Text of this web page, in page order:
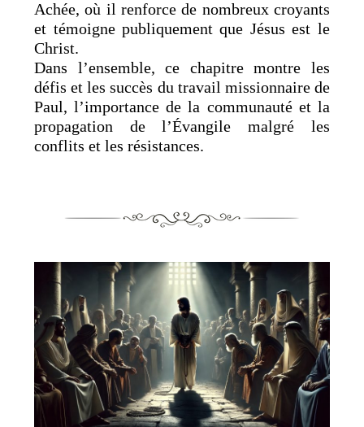
Achée, où il renforce de nombreux croyants
et témoigne publiquement que Jésus est le
Christ.
Dans l’ensemble, ce chapitre montre les
défis et les succès du travail missionnaire de
Paul, l’importance de la communauté et la
propagation de l’Évangile malgré les
conflits et les résistances.